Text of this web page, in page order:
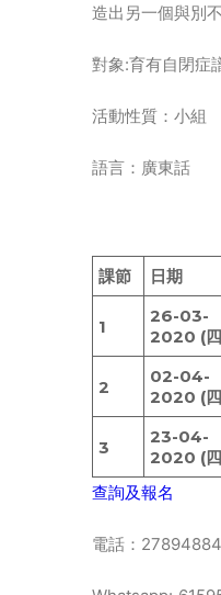
造出另一個與別
對象:育有自閉症
活動性質：小組
語言：廣東話
課節 日期
1
26-03-
2020 (
2
02-04-
2020 (
3
23-04-
2020 (
查詢及報名
電話：